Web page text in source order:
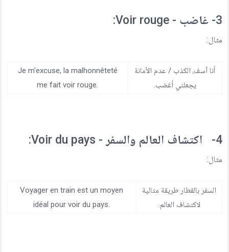
3- غاضب - Voir rouge:
مثال:
أنا آسف، الكذب / عدم الأمانة
يجعلني أغضب.
Je m'excuse, la malhonnêteté
me fait voir rouge.
4- اكتشاف العالم والسفر - Voir du pays:
مثال:
السفر بالقطار طريقة مثالية
لاكتشاف العالم.
Voyager en train est un moyen
idéal pour voir du pays.